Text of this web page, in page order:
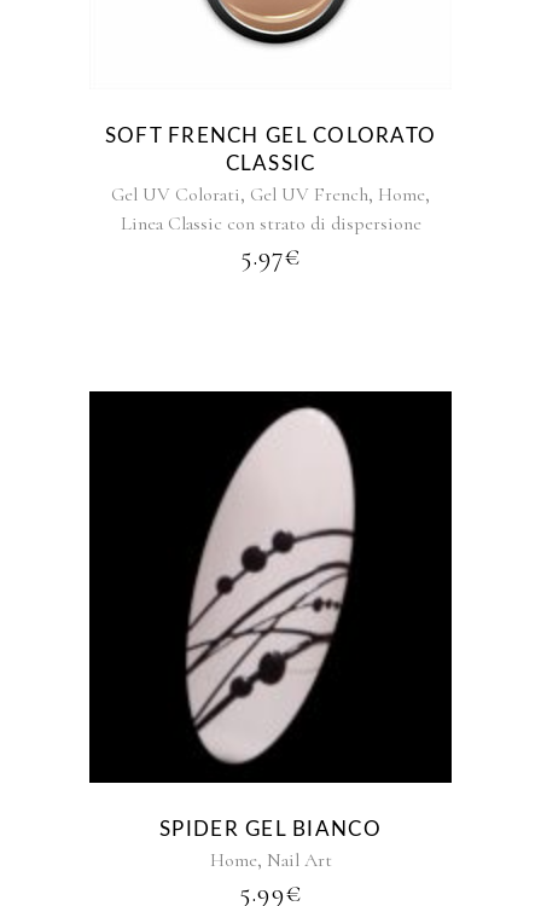
ha
più
opzioni
possono
scelte
nella
pagina
SOFT FRENCH GEL COLORATO
CLASSIC
Gel UV Colorati, Gel UV French, Home,
Linea Classic con strato di dispersione
5.97€
SPIDER GEL BIANCO
Home, Nail Art
5.99€